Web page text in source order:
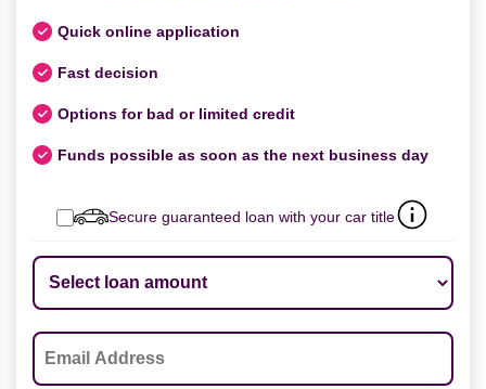
Quick online application
Fast decision
Options for bad or limited credit
Funds possible as soon as the next business day
Secure guaranteed loan with your car title